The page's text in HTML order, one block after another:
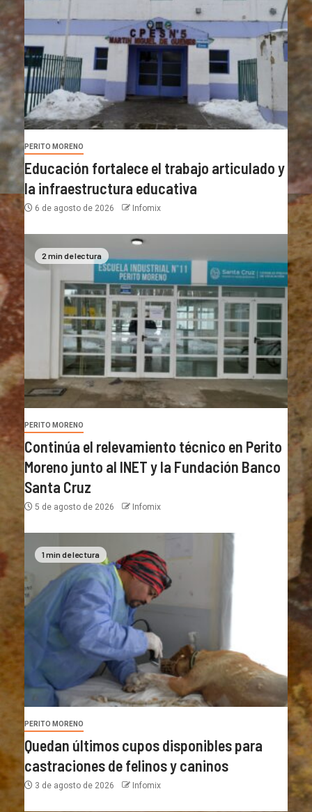
PERITO MORENO
Educación fortalece el trabajo articulado y
la infraestructura educativa
6 de agosto de 2026 Infomix
2 min de lectura
PERITO MORENO
Continúa el relevamiento técnico en Perito
Moreno junto al INET y la Fundación Banco
Santa Cruz
5 de agosto de 2026 Infomix
1 min de lectura
PERITO MORENO
Quedan últimos cupos disponibles para
castraciones de felinos y caninos
3 de agosto de 2026 Infomix